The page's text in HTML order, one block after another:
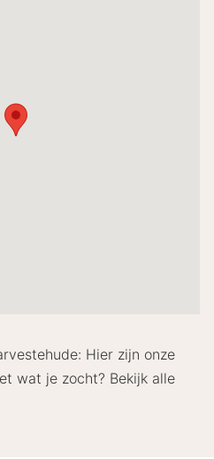
Hier zijn onze
wat je zocht? Bekijk alle